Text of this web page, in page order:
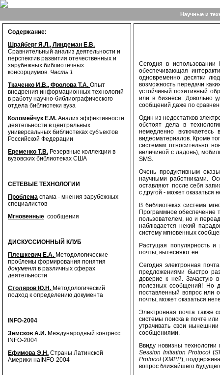
Научные и
Содержание:
Шрайберг Я.Л., Линдеман Е.В.
Сравнительный анализ деятельности и
перспектив развития отечественных и
зарубежных библиотечных
консорциумов. Часть 1
Ткаченко И.В., Фролова Т.А. Опыт
внедрения информационных технологий
в работу научно-библиографического
отдела библиотеки вуза
Коломейчук Е.М. Анализ эффективности
деятельности в центральных
универсальных библиотеках субъектов
Российской Федерации
Еременко Т.В. Резервные коллекции в
вузовских библиотеках США
СЕТЕВЫЕ ТЕХНОЛОГИИ
Проблема спама - мнения зарубежных
специалистов
Мгновенные сообщения
ДИСКУССИОННЫЙ КЛУБ
Плешкевич Е.А. Методологические
проблемы формирования понятия
документ в различных сферах
деятельности
Столяров Ю.Н. Методологический
подход к определению документа
INFO-2004
Земсков А.И. Международный конгресс
INFO-2004
Ефимова Э.Н. Страны Латинской
Америки наINFO-2004
Сегодня в
обеспечивающая
одновременно десятки
возможность передачи
устойчивый позитивный
или в бизнесе. Довольно
сообщений даже по
Один из недостатков
обстоят дела в
немедленно включаетесь
видеоматериалов. Кроме
системам относительно
величиной с ладонь),
SMS.
Очень продуктивным
научными работниками.
оставляют после себя
с другой - может оказаться
В библиотеках система
Программное обеспечение
пользователем, но и
наблюдается некий
систему мгновенных
Растущая популярность и
почты, вытесняют ее.
Сегодня электронная
предложениями быстро
доверие к ней. Зачастую
полезных сообщений! Но
поставленный вопрос или
почты, может оказаться
Электронная почта также
системы поиска в почте
утрачивать свои
сообщениями.
Ввиду новизны
Session Initiation Protocol (
Protocol(XMPP),
вопрос ближайшего